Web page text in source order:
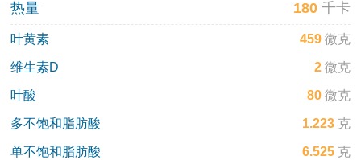
热量 180千卡
叶黄素 459微克
维生素D 2微克
叶酸 80微克
多不饱和脂肪酸 1.223克
单不饱和脂肪酸 6.525克